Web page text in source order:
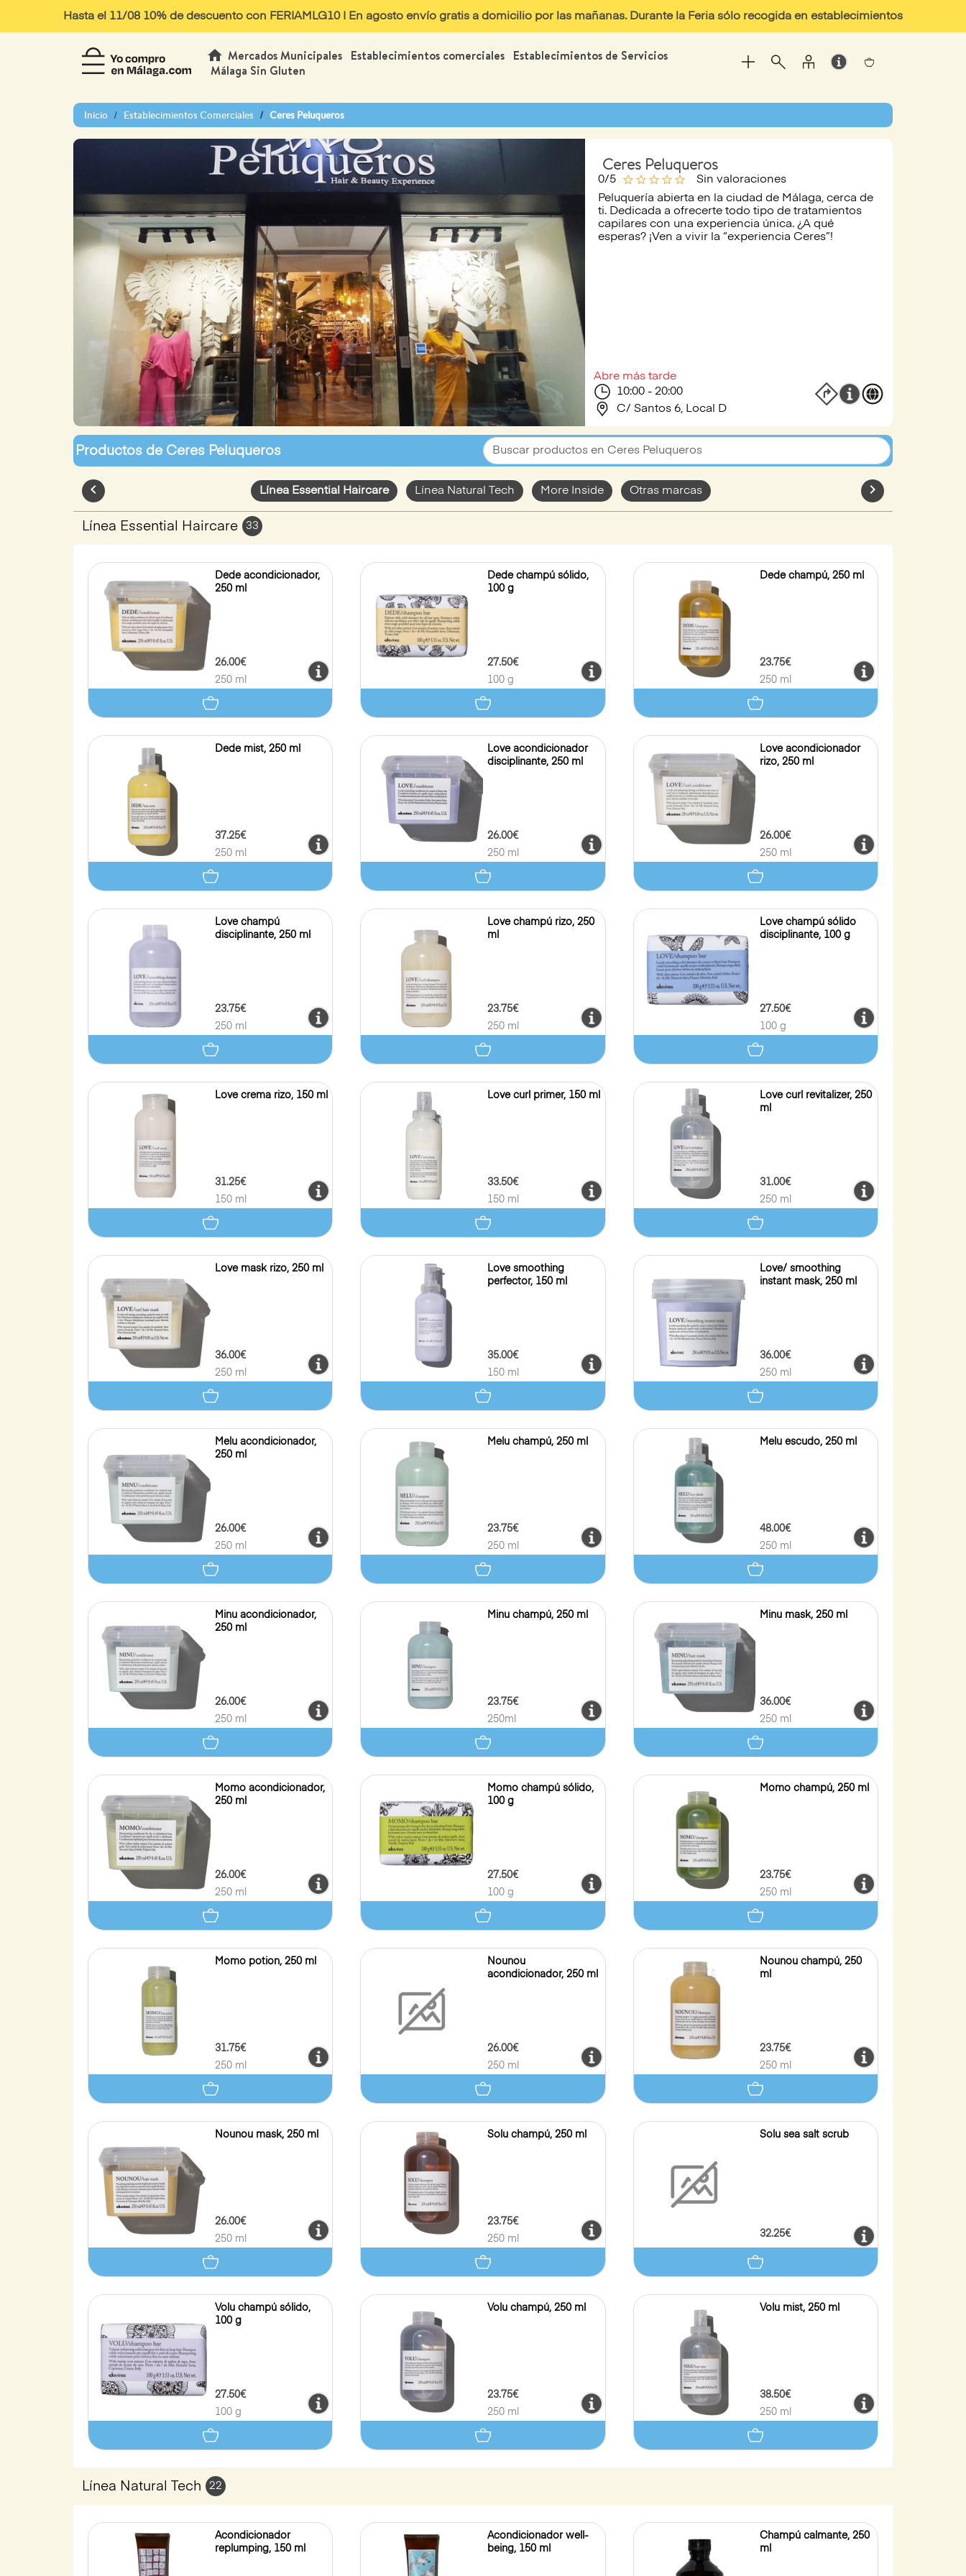
Hasta el 11/08 10% de descuento con FERIAMLG10 | En agosto envío gratis a domicilio por las mañanas. Durante la Feria sólo recogida en establecimientos
home Mercados Municipales Establecimientos comerciales Establecimientos de Servicios
Málaga Sin Gluten
Inicio Establecimientos Comerciales Ceres Peluqueros
Ceres Peluqueros
0/5 star_outline star_outline star_outline star_outline star_outline
Sin valoraciones
Peluquería abierta en la ciudad de Málaga, cerca de
ti. Dedicada a ofrecerte todo tipo de tratamientos
capilares con una experiencia única. ¿A qué
esperas? ¡Ven a vivir la “experiencia Ceres”!
Abre más tarde
10:00 - 20:00
C/ Santos 6, Local D
Productos de Ceres Peluqueros
chevron_left Línea Essential Haircare Línea Natural Tech More Inside Otras marcas chevron_rightt
Línea Essential Haircare 33
Dede acondicionador,
250 ml
26.00€
250 ml
Dede champú sólido,
100 g
27.50€
100 g
Dede champú, 250 ml
23.75€
250 ml
Dede mist, 250 ml
37.25€
250 ml
Love acondicionador
disciplinante, 250 ml
26.00€
250 ml
Love acondicionador
rizo, 250 ml
26.00€
250 ml
Love champú
disciplinante, 250 ml
23.75€
250 ml
Love champú rizo, 250
ml
23.75€
250 ml
Love champú sólido
disciplinante, 100 g
27.50€
100 g
Love crema rizo, 150 ml
31.25€
150 ml
Love curl primer, 150 ml
33.50€
150 ml
Love curl revitalizer, 250
ml
31.00€
250 ml
Love mask rizo, 250 ml
36.00€
250 ml
Love smoothing
perfector, 150 ml
35.00€
150 ml
Love/ smoothing
instant mask, 250 ml
36.00€
250 ml
Melu acondicionador,
250 ml
26.00€
250 ml
Melu champú, 250 ml
23.75€
250 ml
Melu escudo, 250 ml
48.00€
250 ml
Minu acondicionador,
250 ml
26.00€
250 ml
Minu champú, 250 ml
23.75€
250ml
Minu mask, 250 ml
36.00€
250 ml
Momo acondicionador,
250 ml
26.00€
250 ml
Momo champú sólido,
100 g
27.50€
100 g
Momo champú, 250 ml
23.75€
250 ml
Momo potion, 250 ml
31.75€
250 ml
Nounou
acondicionador, 250 ml
26.00€
250 ml
Nounou champú, 250
ml
23.75€
250 ml
Nounou mask, 250 ml
26.00€
250 ml
Solu champú, 250 ml
23.75€
250 ml
Solu sea salt scrub
32.25€
Volu champú sólido,
100 g
27.50€
100 g
Volu champú, 250 ml
23.75€
250 ml
Volu mist, 250 ml
38.50€
250 ml
Línea Natural Tech 22
Acondicionador
replumping, 150 ml
Acondicionador well-
being, 150 ml
Champú calmante, 250
ml